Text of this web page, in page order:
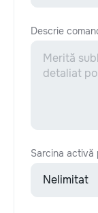
Descrie
Sarcina activă